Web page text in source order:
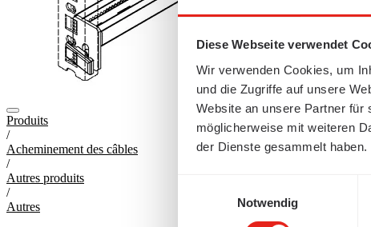
Diese Webseite verwendet
Wir verwenden Cookies, um
und die Zugriffe auf unsere
Website an unsere Partner für
möglicherweise mit weiteren
der Dienste gesammelt haben.
Notwendig
Produits
/
Acheminement des câbles
/
Autres produits
/
Autres